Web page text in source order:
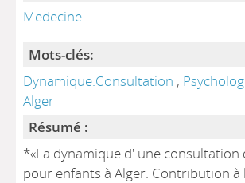
Medecine
Mots-clés:
Dynamique:Consultation ;
Alger
Résumé :
*«La dynamique d' une consultation
pour enfants à Alger. Contribution à